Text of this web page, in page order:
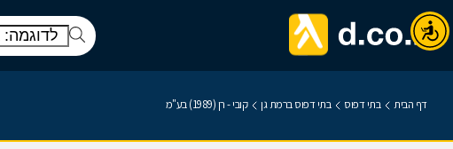
דף הבית בתי דפוס בתי דפוס ברמת גן קובי - רן (1989) בע"מ